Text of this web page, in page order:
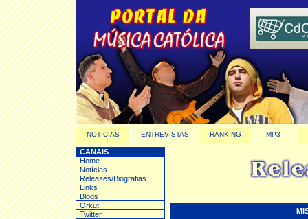
NOTÍCIAS ENTREVISTAS RANKING MP3
CANAIS
Home
Notícias
Releases/Biografias
Links
Blogs
Orkut
Twitter